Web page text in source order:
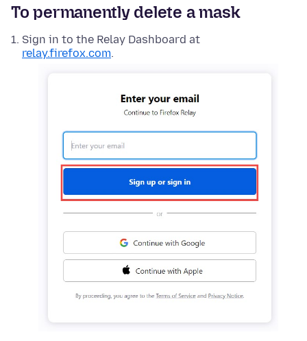
To permanently delete a mask
Sign in to the Relay Dashboard at
relay.firefox.com.